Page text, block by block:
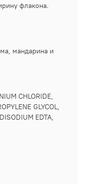
флакона.
мандарина и
CHLORIDE,
GLYCOL,
EDTA,